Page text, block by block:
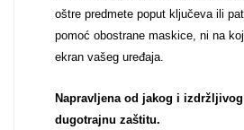
oštre predmete poput ključeva ili
pomoć obostrane maskice, ni na
ekran vašeg uređaja.
Napravljena od jakog i
dugotrajnu zaštitu.
Mandale / Cvjetni